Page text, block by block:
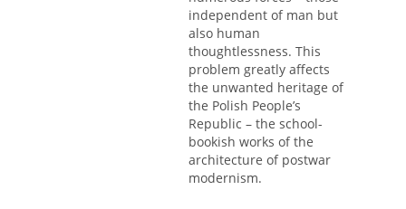
independent of man but
also human
thoughtlessness. This
problem greatly affects
the unwanted heritage of
the Polish People’s
Republic – the school-
bookish works of the
architecture of postwar
modernism.